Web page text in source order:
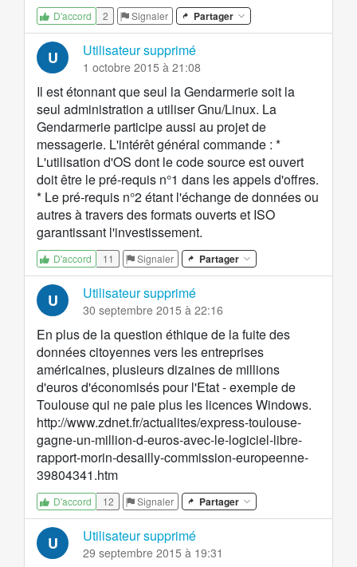
D'accord 2 Signaler Partager
U Utilisateur supprimé
1 octobre 2015 à 21:08
Il est étonnant que seul la Gendarmerie soit la
seul administration a utiliser Gnu/Linux. La
Gendarmerie participe aussi au projet de
messagerie. L'intérêt général commande : *
L'utilisation d'OS dont le code source est ouvert
doit être le pré-requis n°1 dans les appels d'offres.
* Le pré-requis n°2 étant l'échange de données ou
autres à travers des formats ouverts et ISO
garantissant l'investissement.
D'accord 11 Signaler Partager
U Utilisateur supprimé
30 septembre 2015 à 22:16
En plus de la question éthique de la fuite des
données citoyennes vers les entreprises
américaines, plusieurs dizaines de millions
d'euros d'économisés pour l'Etat - exemple de
Toulouse qui ne paie plus les licences Windows.
http://www.zdnet.fr/actualites/express-toulouse-
gagne-un-million-d-euros-avec-le-logiciel-libre-
rapport-morin-desailly-commission-europeenne-
39804341.htm
D'accord 12 Signaler Partager
U Utilisateur supprimé
29 septembre 2015 à 19:31